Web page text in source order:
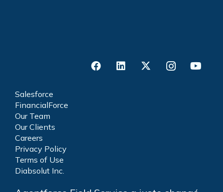
Salesforce
FinancialForce
Our Team
Our Clients
Careers
Privacy Policy
Terms of Use
Diabsolut Inc.